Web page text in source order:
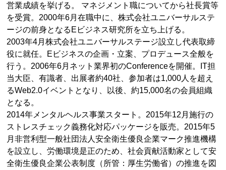
営業成績を挙げる。 マネジメント職についてから社長賞等
を受賞。2000年6月在職中に、株式会社ユニバーサルステ
ージの前身となるEビジネス研究所を立ち上げる。
2003年4月株式会社ユニバーサルステージ設立し代表取締
役に就任。Eビジネスの企画・立案、プロデュース全般を
行う。2006年6月ネット業界初のConferenceを開催。IT担
当大臣、有識者、出展者約40社、参加者は1,000人を超え
るWeb2.0イベントとなり、以後、約15,000名の会員組織
となる。
2014年メンタルヘルス事業スタート。2015年12月施行の
ストレスチェック義務化対応パッケージを販売。2015年5
月非営利型一般社団法人安全衛生優良企業マーク推進機構
を設立し、労働環境是正のため、社会貢献活動家として安
全衛生優良企業公表制度（所管：厚生労働省）の推進を図